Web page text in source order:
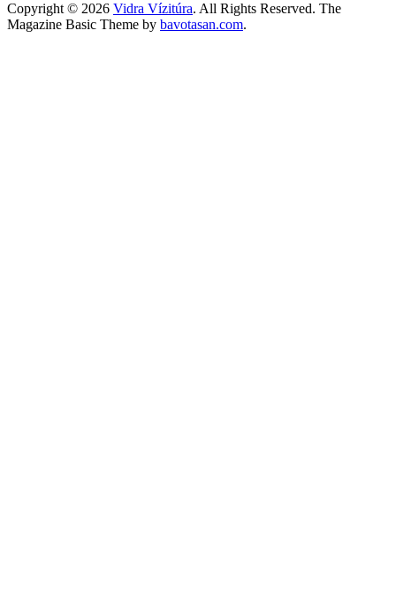
Copyright © 2026 Vidra Vízitúra. All Rights Reserved. The
Magazine Basic Theme by bavotasan.com.